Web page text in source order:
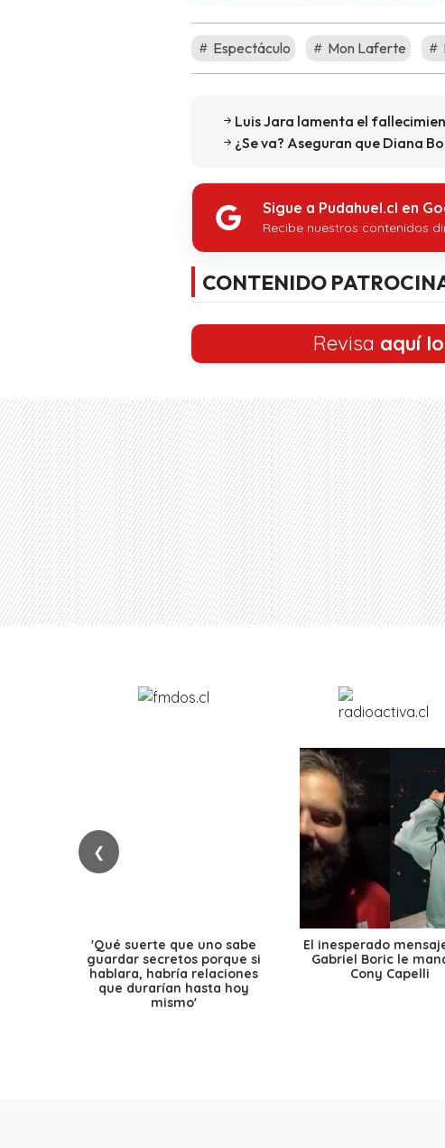
Espectáculo Mon Laferte
Luis Jara lamenta el
¿Se va? Aseguran que Diana
Sigue a Pudahuel.cl en
Recibe nuestros contenidos
CONTENIDO
Revisa aquí
❮
'Qué suerte que uno sabe
guardar secretos porque si
hablara, habría relaciones
que durarían hasta hoy
mismo'
El inesperado
Gabriel Boric le
Cony Capelli